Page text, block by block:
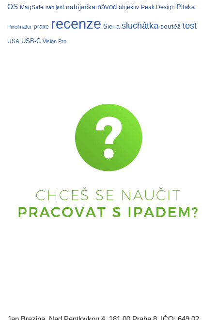
OS MagSafe nabíjení nabíječka návod objektiv Peak Design Pitaka
Pixelmator praxe recenze Sierra sluchátka soutěž test
USA USB-C Vision Pro